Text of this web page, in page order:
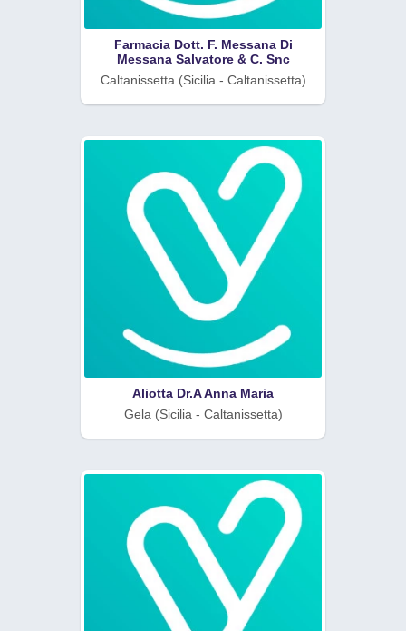
Farmacia Dott. F. Messana Di
Messana Salvatore & C. Snc
Caltanissetta (Sicilia - Caltanissetta)
Aliotta Dr.A Anna Maria
Gela (Sicilia - Caltanissetta)